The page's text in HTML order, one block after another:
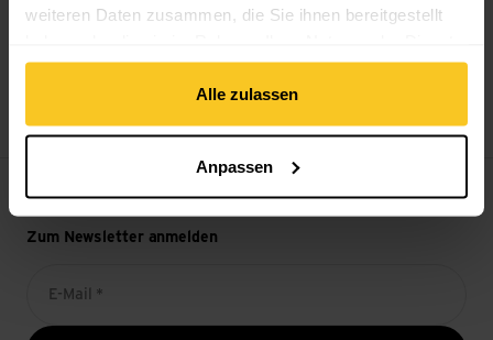
weiteren Daten zusammen, die Sie ihnen bereitgestellt
gesammelt haben.
Alle zulassen
Anpassen
Zum Newsletter anmelden
E-Mail *